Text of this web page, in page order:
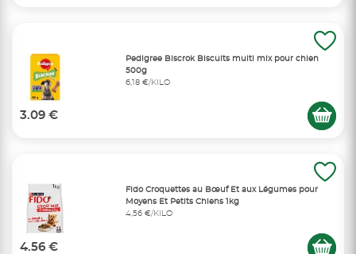
Pedigree Biscrok Biscuits multi mix pour chien
500g
6,18 €/KILO
3.09 €
Fido Croquettes au Bœuf Et aux Légumes pour
Moyens Et Petits Chiens 1kg
4,56 €/KILO
4.56 €